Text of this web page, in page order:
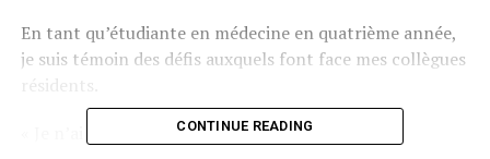
En tant qu’étudiante en médecine en quatrième année,
je suis témoin des défis auxquels font face mes collègues
résidents.
« Je n’ai pas dormi depuis 28 heures. »
CONTINUE READING